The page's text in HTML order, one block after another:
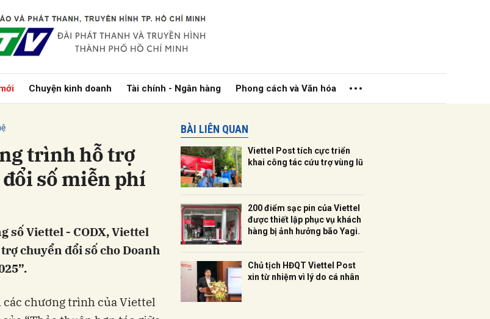
Chuyện kinh doanh Tài chính - Ngân hàng Phong cách và Văn hóa
trình hỗ trợ
số miễn phí
số Viettel - CODX, Viettel
chuyển đổi số cho Doanh
chương trình của Viettel
BÀI LIÊN QUAN
Viettel Post tích cực triển
khai công tác cứu trợ vùng lũ
200 điểm sạc pin của Viettel
được thiết lập phục vụ khách
hàng bị ảnh hưởng bão Yagi.
Chủ tịch HĐQT Viettel Post
xin từ nhiệm vì lý do cá nhân
Gửi